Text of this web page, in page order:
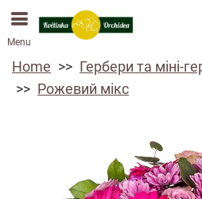
Ми приймаємо замовлення
магазин. Найближча
13.08.2026 у зв’язку
Menu
Home
Гербери та міні-
Рожевий мікс